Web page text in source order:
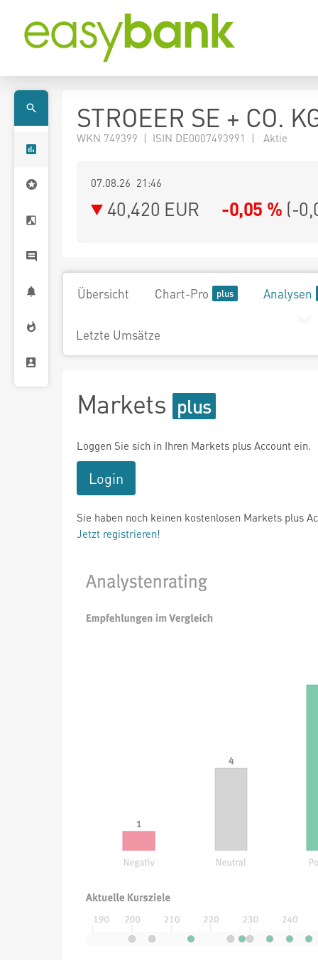
STROEER SE + CO.
WKN 749399 | ISIN DE0007493991 | Aktie
07.08.26 21:46
40,420 EUR -0,05 % (-
Übersicht Chart-Pro Analysen
Letzte Umsätze
Markets
Loggen Sie sich in Ihren Markets plus Account ein.
Login
Sie haben noch keinen kostenlosen Markets plus
Jetzt registrieren!